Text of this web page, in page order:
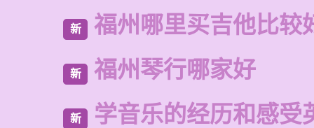
新 福州哪里买吉他比较
新 福州琴行哪家好
新 学音乐的经历和感受